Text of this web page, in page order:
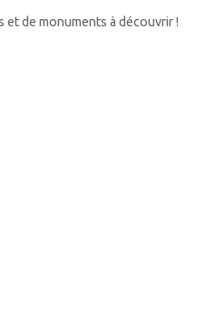
et de monuments à découvrir !